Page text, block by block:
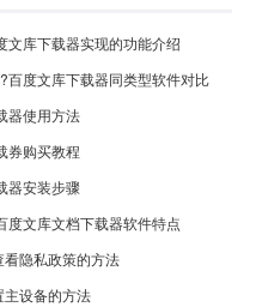
文库下载器实现的功能介绍
百度文库下载器同类型软件对比
器使用方法
券购买教程
器安装步骤
度文库文档下载器软件特点
隐私政策的方法
设备的方法